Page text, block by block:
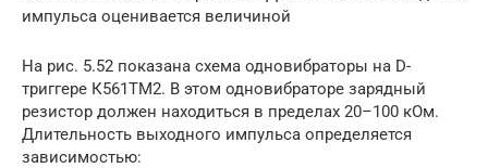
импульса оценивается величиной
На рис. 5.52 показана схема одновибраторы на D-
триггере К561ТМ2. В этом одновибраторе зарядный
резистор должен находиться в пределах 20–100 кОм.
Длительность выходного импульса определяется
зависимостью: